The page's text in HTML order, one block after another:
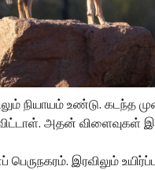
நியாயம் உண்டு. கடந்த
அதன்
இரவிலும்